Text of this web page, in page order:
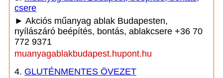
csere
► Akciós műanyag ablak Budapesten,
nyílászáró beépítés, bontás, ablakcsere +36 70
772 9371
muanyagablakbudapest.hupont.hu
4. GLUTÉNMENTES ÖVEZET